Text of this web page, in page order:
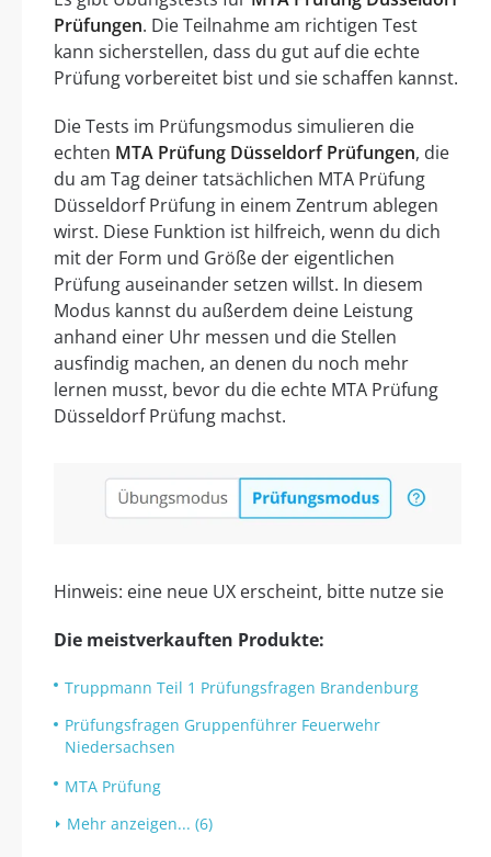
Prüfungen. Die Teilnahme am richtigen Test
kann sicherstellen, dass du gut auf die echte
Prüfung vorbereitet bist und sie schaffen kannst.
Die Tests im Prüfungsmodus simulieren die
echten MTA Prüfung Düsseldorf Prüfungen, die
du am Tag deiner tatsächlichen MTA Prüfung
Düsseldorf Prüfung in einem Zentrum ablegen
wirst. Diese Funktion ist hilfreich, wenn du dich
mit der Form und Größe der eigentlichen
Prüfung auseinander setzen willst. In diesem
Modus kannst du außerdem deine Leistung
anhand einer Uhr messen und die Stellen
ausfindig machen, an denen du noch mehr
lernen musst, bevor du die echte MTA Prüfung
Düsseldorf Prüfung machst.
Hinweis: eine neue UX erscheint, bitte nutze sie
Die meistverkauften Produkte:
Truppmann Teil 1 Prüfungsfragen Brandenburg
Prüfungsfragen Gruppenführer Feuerwehr
Niedersachsen
MTA Prüfung
Mehr anzeigen... (6)